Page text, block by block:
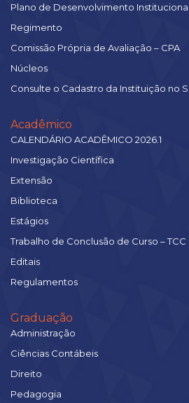
Plano de Desenvolvimento
Regimento
Comissão Própria de Avaliação – CPA
Núcleos
Consulte o Cadastro da Instituição no
Acadêmico
CALENDÁRIO ACADÊMICO 2026.1
Investigação Científica
Extensão
Biblioteca
Estágios
Trabalho de Conclusão de Curso – TCC
Editais
Regulamentos
Graduação
Administração
Ciências Contábeis
Direito
Pedagogia